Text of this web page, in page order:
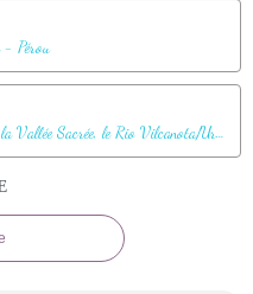
- Pérou
Sur la route Cuzco / Pisac : Panorama sur la Vallée Sacrée, le Rio Vilcanota/Urubamba et le village de Taray - Pérou